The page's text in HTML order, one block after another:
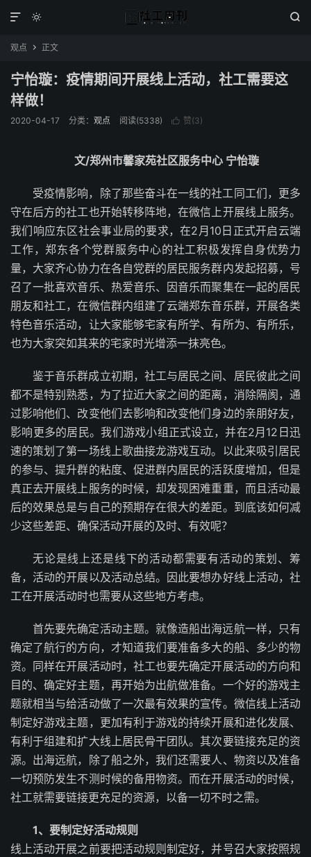
 

观点  正文
宁怡璇：疫情期间开展线上活动，社工需要这
样做！
2020-04-17 分类： 观点 阅读(5338)  赞(3)
文/郑州市馨家苑社区服务中心 宁怡璇
受疫情影响，除了那些奋斗在一线的社工同工们，更多
守在后方的社工也开始转移阵地，在微信上开展线上服务。
我们响应东区社会事业局的要求，在2月10日正式开启云端
工作，郑东各个党群服务中心的社工积极发挥自身优势力
量，大家齐心协力在各自党群的居民服务群内发起招募，号
召了一批喜欢音乐、热爱音乐、因音乐而聚集在一起的居民
朋友和社工，在微信群内组建了云端郑东音乐群，开展各类
特色音乐活动，让大家能够宅家有所学、有所为、有所乐，
也为大家突如其来的宅家时光增添一抹亮色。
鉴于音乐群成立初期，社工与居民之间、居民彼此之间
都不是特别熟悉，为了拉近大家之间的距离，消除隔阂，通
过影响他们、改变他们去影响和改变他们身边的亲朋好友，
影响更多的居民。我们游戏小组正式设立，并在2月12日迅
速的策划了第一场线上歌曲接龙游戏互动。以此来吸引居民
的参与、提升群的粘度、促进群内居民的活跃度增加，但是
真正去开展线上服务的时候，却发现困难重重，而且活动最
后的效果总是与自己的预期存在很大的差距。到底该如何减
少这些差距、确保活动开展的及时、有效呢？
无论是线上还是线下的活动都需要有活动的策划、筹
备，活动的开展以及活动总结。因此要想办好线上活动，社
工在开展活动时也需要从这些地方考虑。
首先要先确定活动主题。就像造船出海远航一样，只有
确定了航行的方向，才知道我们要准备多大的船、多少的物
资。同样在开展活动时，社工也要先确定开展活动的方向和
目的、确定好主题，再开始为出航做准备。一个好的游戏主
题就相当与给活动做了一次最有效果的宣传。微信线上活动
制定好游戏主题，更加有利于游戏的持续开展和进化发展、
有利于组建和扩大线上居民骨干团队。其次要链接充足的资
源。出海远航，除了船之外，我们还需要人、物资以及准备
一切预防发生不测时候的备用物资。而在开展活动的时候，
社工就需要链接更充足的资源，以备一切不时之需。
1、要制定好活动规则
线上活动开展之前要把活动规则制定好，并号召大家按照规